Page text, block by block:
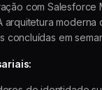
com Salesforce
arquitetura
concluídas em